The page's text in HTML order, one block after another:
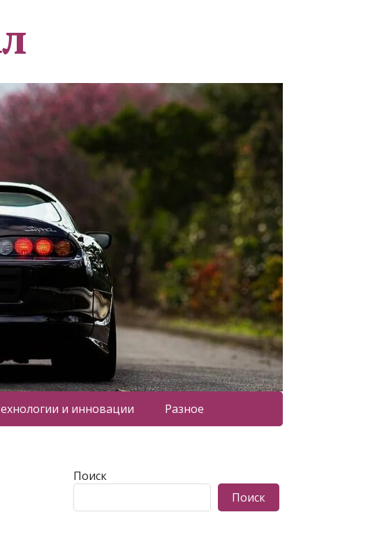
и инновации Разное
Поиск
Поиск